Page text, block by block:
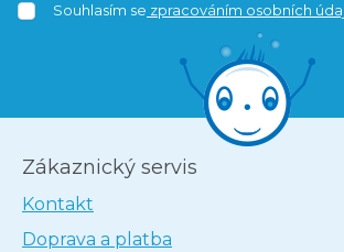
Souhlasím se zpracováním osobních
Zákaznický servis
Kontakt
Doprava a platba